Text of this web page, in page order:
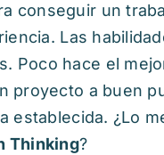
conseguir un
Las
Poco hace el
proyecto a buen
establecida. ¿Lo
Thinking?